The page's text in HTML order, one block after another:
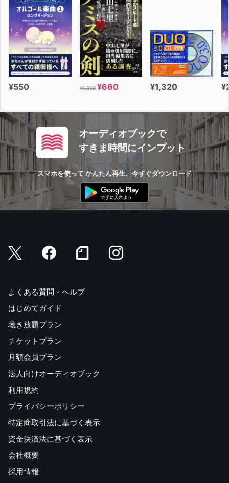
第６章 快楽的なダルさの裂け目から見える退屈は、自分
を変えるシグナル
おわりに
あとがき
この作品は、合成音声による朗読です。
¥550 ¥1,320 ¥660 ¥1,320
オーディオブックで
すきま時間にインプット
スマホを使って かんたん再生、今すぐダウンロード
よくある質問・ヘルプ
はじめてガイド
聴き放題プラン
チケットプラン
月額会員プラン
法人向けオーディオブック
利用規約
プライバシーポリシー
特定商取引法に基づく表示
資金決済法に基づく表示
会社概要
採用情報